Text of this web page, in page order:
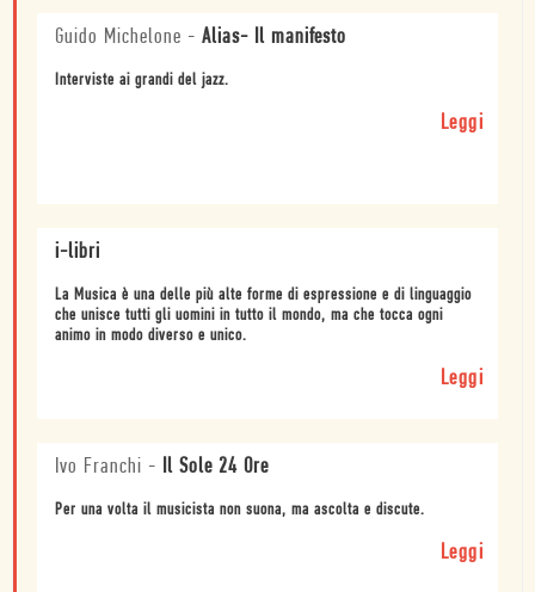
Guido Michelone - Alias- Il manifesto
Interviste ai grandi del jazz.
Leggi
i-libri
La Musica è una delle più alte forme di espressione e di linguaggio
che unisce tutti gli uomini in tutto il mondo, ma che tocca ogni
animo in modo diverso e unico.
Leggi
Ivo Franchi - Il Sole 24 Ore
Per una volta il musicista non suona, ma ascolta e discute.
Leggi